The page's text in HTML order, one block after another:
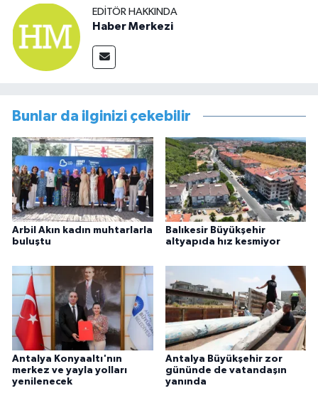
EDITÖR HAKKINDA
Haber Merkezi
Bunlar da ilginizi çekebilir
Arbil Akın kadın muhtarlarla
buluştu
Balıkesir Büyükşehir
altyapıda hız kesmiyor
Antalya Konyaaltı'nın
merkez ve yayla yolları
yenilenecek
Antalya Büyükşehir zor
gününde de vatandaşın
yanında